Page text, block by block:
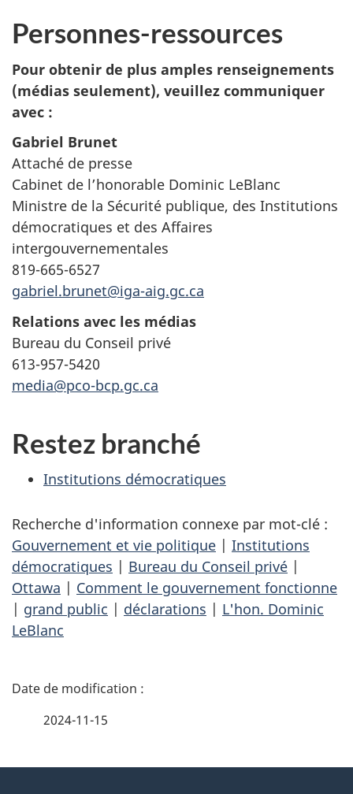
Personnes-ressources
Pour obtenir de plus amples renseignements
(médias seulement), veuillez communiquer
avec :
Gabriel Brunet
Attaché de presse
Cabinet de l’honorable Dominic LeBlanc
Ministre de la Sécurité publique, des Institutions
démocratiques et des Affaires
intergouvernementales
819-665-6527
gabriel.brunet@iga-aig.gc.ca
Relations avec les médias
Bureau du Conseil privé
613-957-5420
media@pco-bcp.gc.ca
Restez branché
Institutions démocratiques
Recherche d'information connexe par mot-clé :
Gouvernement et vie politique | Institutions
démocratiques | Bureau du Conseil privé |
Ottawa | Comment le gouvernement fonctionne
| grand public | déclarations | L'hon. Dominic
LeBlanc
D
2024-11-15